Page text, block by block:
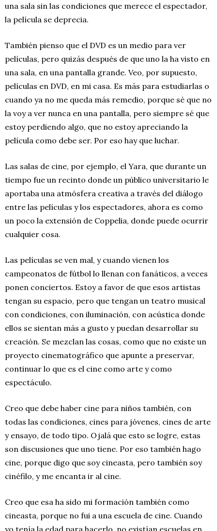
una sala sin las condiciones que merece el espectador,
la película se deprecia.
También pienso que el DVD es un medio para ver
películas, pero quizás después de que uno la ha visto en
una sala, en una pantalla grande. Veo, por supuesto,
películas en DVD, en mi casa. Es más para estudiarlas o
cuando ya no me queda más remedio, porque sé que no
la voy a ver nunca en una pantalla, pero siempre sé que
estoy perdiendo algo, que no estoy apreciando la
película como debe ser. Por eso hay que luchar.
Las salas de cine, por ejemplo, el Yara, que durante un
tiempo fue un recinto donde un público universitario le
aportaba una atmósfera creativa a través del diálogo
entre las películas y los espectadores, ahora es como
un poco la extensión de Coppelia, donde puede ocurrir
cualquier cosa.
Las películas se ven mal, y cuando vienen los
campeonatos de fútbol lo llenan con fanáticos, a veces
ponen conciertos. Estoy a favor de que esos artistas
tengan su espacio, pero que tengan un teatro musical
con condiciones, con iluminación, con acústica donde
ellos se sientan más a gusto y puedan desarrollar su
creación. Se mezclan las cosas, como que no existe un
proyecto cinematográfico que apunte a preservar,
continuar lo que es el cine como arte y como
espectáculo.
Creo que debe haber cine para niños también, con
todas las condiciones, cines para jóvenes, cines de arte
y ensayo, de todo tipo. Ojalá que esto se logre, estas
son discusiones que uno tiene. Por eso también hago
cine, porque digo que soy cineasta, pero también soy
cinéfilo, y me encanta ir al cine.
Creo que esa ha sido mi formación también como
cineasta, porque no fui a una escuela de cine. Cuando
yo tenía la edad para hacerlo, no existían escuelas en